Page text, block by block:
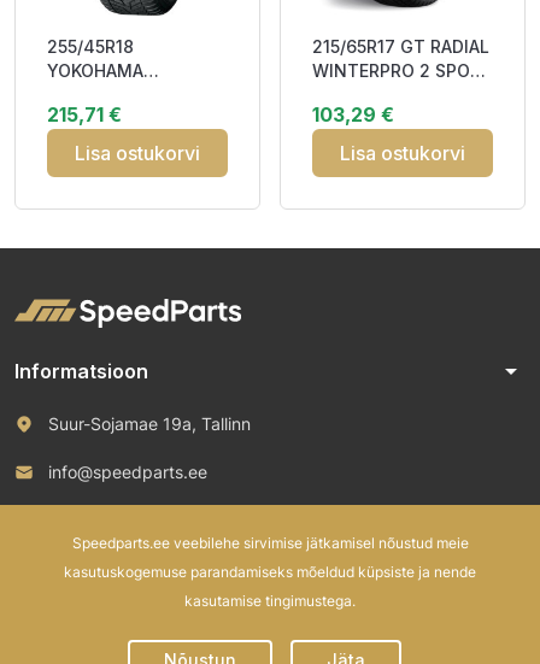
255/45R18
YOKOHAMA
V905 103V XL RPB
Studless CCB
215,71 €
Lisa ostukorvi
215/65R17 GT RADIAL
WINTERPRO 2 SPORT
DBB70 3PM
103,29 €
Lisa ostukorvi
Informatsioon arrow_drop_down
Suur-Sojamae 19a, Tallinn
info@speedparts.ee
Speedparts.ee veebilehe sirvimise jätkamisel nõustud meie
kasutuskogemuse parandamiseks mõeldud küpsiste ja nende
kasutamise tingimustega.
Nõustun Jäta